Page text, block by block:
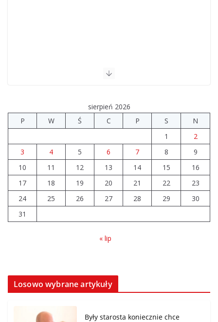
sierpień 2026
P
W Ś C P S
N
1
2
3
4 5 6 7 8
9
10
11 12 13 14 15
16
17
18 19 20 21 22
23
24
25 26 27 28 29
30
31
« lip
Losowo wybrane artykuły
Były starosta koniecznie chce